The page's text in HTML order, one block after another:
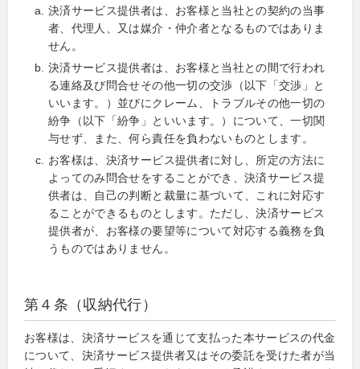
決済サービス提供者は、お客様と当社との契約の当事
者、代理人、又は媒介・仲介者となるものではありま
せん。
決済サービス提供者は、お客様と当社との間で行われ
る連絡及び問合せその他一切の交渉（以下「交渉」と
いいます。）並びにクレーム、トラブルその他一切の
紛争（以下「紛争」といいます。）について、一切関
与せず、また、何ら責任を負わないものとします。
お客様は、決済サービス提供者に対し、所定の方法に
よってのみ問合せをすることができ、決済サービス提
供者は、自己の判断と裁量に基づいて、これに対応す
ることができるものとします。ただし、決済サービス
提供者が、お客様の要望等について対応する義務を負
うものではありません。
第４条（収納代行）
お客様は、決済サービスを通じて支払った本サービスの代金
について、決済サービス提供者又はその委託を受けた者が当